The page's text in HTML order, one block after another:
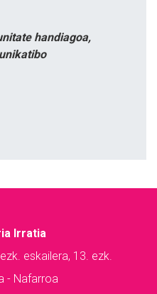
handiagoa,
Irratia
eskailera, 13. ezk.
- Nafarroa